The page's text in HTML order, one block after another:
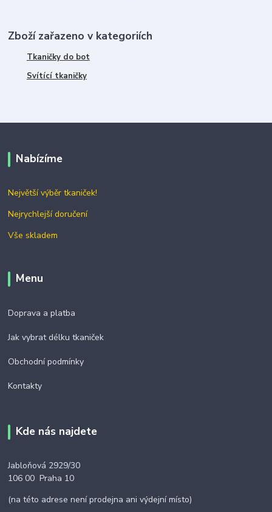
Zboží zařazeno v kategoriích
Tkaničky do bot
Svítící tkaničky
Nabízíme
Největší výběr tkaniček!
Nejrychlejší doručení
Vše skladem
Menu
Doprava a platba
Jak vybrat délku tkaniček
Obchodní podmínky
Kontakty
Kde nás najdete
Jabloňová 2929/30
106 00 Praha 10
(na této adrese není prodejna ani výdejní místo)